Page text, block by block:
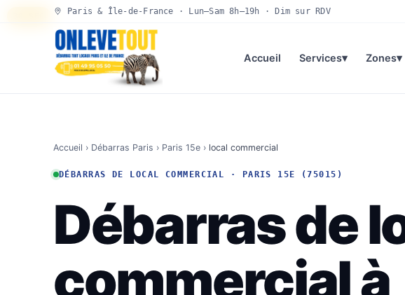
Paris & Île-de-France · Lun–Sam 8h–19h · Dim sur RDV
Accueil Services▾ Zones▾
Accueil › Débarras Paris › Paris 15e › local commercial
DÉBARRAS DE LOCAL COMMERCIAL · PARIS 15E (75015)
Débarras de
commercial à